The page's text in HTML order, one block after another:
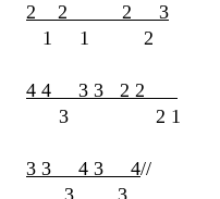
2 2 2 3
1 1 2
4 4 3 3 2 2
3 2 1
3 3 4 3 4//
3 3